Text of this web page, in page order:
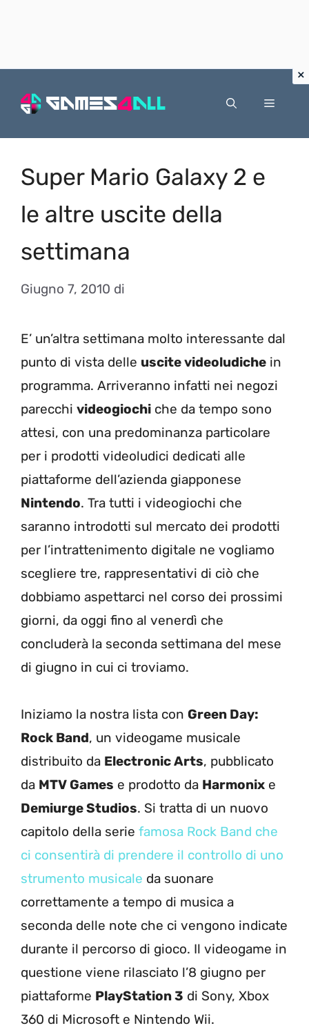
Menu
Super Mario Galaxy 2 e
le altre uscite della
settimana
Giugno 7, 2010 di
E’ un’altra settimana molto interessante dal
punto di vista delle uscite videoludiche in
programma. Arriveranno infatti nei negozi
parecchi videogiochi che da tempo sono
attesi, con una predominanza particolare
per i prodotti videoludici dedicati alle
piattaforme dell’azienda giapponese
Nintendo. Tra tutti i videogiochi che
saranno introdotti sul mercato dei prodotti
per l’intrattenimento digitale ne vogliamo
scegliere tre, rappresentativi di ciò che
dobbiamo aspettarci nel corso dei prossimi
giorni, da oggi fino al venerdì che
concluderà la seconda settimana del mese
di giugno in cui ci troviamo.
Iniziamo la nostra lista con Green Day:
Rock Band, un videogame musicale
distribuito da Electronic Arts, pubblicato
da MTV Games e prodotto da Harmonix e
Demiurge Studios. Si tratta di un nuovo
capitolo della serie famosa Rock Band che
ci consentirà di prendere il controllo di uno
strumento musicale da suonare
correttamente a tempo di musica a
seconda delle note che ci vengono indicate
durante il percorso di gioco. Il videogame in
questione viene rilasciato l’8 giugno per
piattaforme PlayStation 3 di Sony, Xbox
360 di Microsoft e Nintendo Wii.